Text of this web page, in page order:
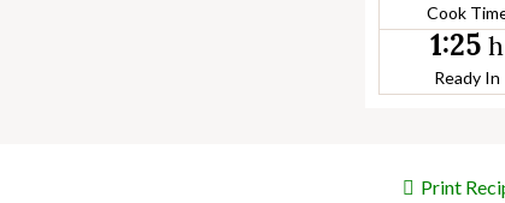
Cook
1:25h
Ready In
Print